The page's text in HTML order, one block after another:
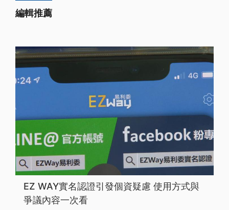
編輯推薦
EZ WAY實名認證引發個資疑慮 使用方式與
爭議內容一次看